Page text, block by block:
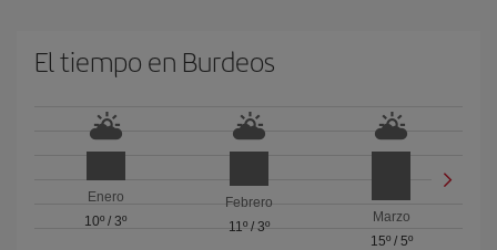
El tiempo en Burdeos
Enero
10º /3º
Febrero
11º/ 3º
Marzo
15º/ 5º